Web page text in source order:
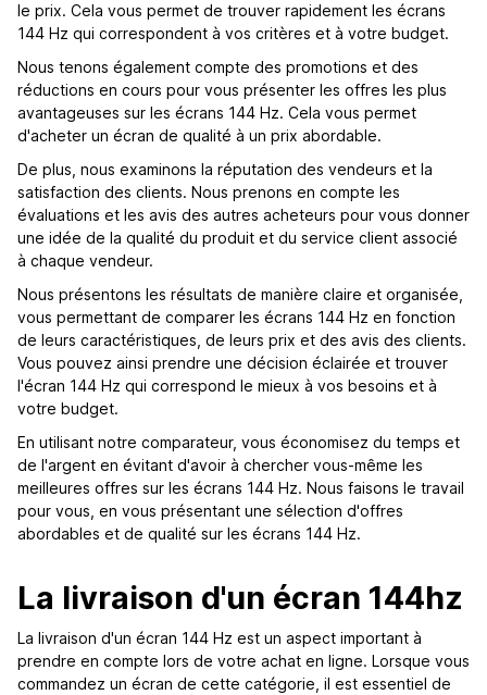
le prix. Cela vous permet de trouver rapidement les écrans
144 Hz qui correspondent à vos critères et à votre budget.
Nous tenons également compte des promotions et des
réductions en cours pour vous présenter les offres les plus
avantageuses sur les écrans 144 Hz. Cela vous permet
d'acheter un écran de qualité à un prix abordable.
De plus, nous examinons la réputation des vendeurs et la
satisfaction des clients. Nous prenons en compte les
évaluations et les avis des autres acheteurs pour vous donner
une idée de la qualité du produit et du service client associé
à chaque vendeur.
Nous présentons les résultats de manière claire et organisée,
vous permettant de comparer les écrans 144 Hz en fonction
de leurs caractéristiques, de leurs prix et des avis des clients.
Vous pouvez ainsi prendre une décision éclairée et trouver
l'écran 144 Hz qui correspond le mieux à vos besoins et à
votre budget.
En utilisant notre comparateur, vous économisez du temps et
de l'argent en évitant d'avoir à chercher vous-même les
meilleures offres sur les écrans 144 Hz. Nous faisons le travail
pour vous, en vous présentant une sélection d'offres
abordables et de qualité sur les écrans 144 Hz.
La livraison d'un écran 144hz
La livraison d'un écran 144 Hz est un aspect important à
prendre en compte lors de votre achat en ligne. Lorsque vous
commandez un écran de cette catégorie, il est essentiel de